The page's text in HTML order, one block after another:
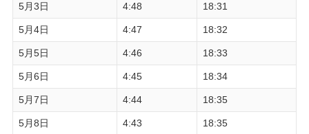
5月3日 4:48 18:31
5月4日 4:47 18:32
5月5日 4:46 18:33
5月6日 4:45 18:34
5月7日 4:44 18:35
5月8日 4:43 18:35